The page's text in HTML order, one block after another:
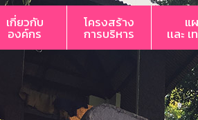
เกี่ยวกับ
องค์กร
โครงสร้าง
การบริหาร
แ
เเละ